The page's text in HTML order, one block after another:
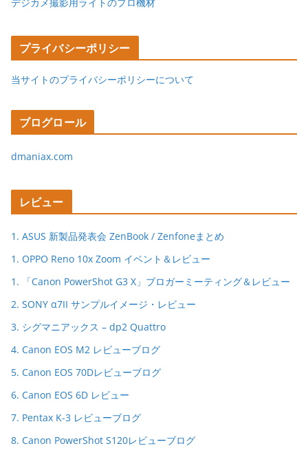
プライバシーポリシー
当サイトのプライバシーポリシーについて
ブログロール
dmaniax.com
レビュー
1. ASUS 新製品発表会 ZenBook / Zenfoneまとめ
1. OPPO Reno 10x Zoom イベント＆レビュー
1. 「Canon PowerShot G3 X」ブロガーミーティング＆レビュー
2. SONY α7II サンプルイメージ・レビュー
3. シグマニアックス – dp2 Quattro
4. Canon EOS M2 レビューブログ
5. Canon EOS 70Dレビューブログ
6. Canon EOS 6D レビュー
7. Pentax K-3 レビューブログ
8. Canon PowerShot S120レビューブログ